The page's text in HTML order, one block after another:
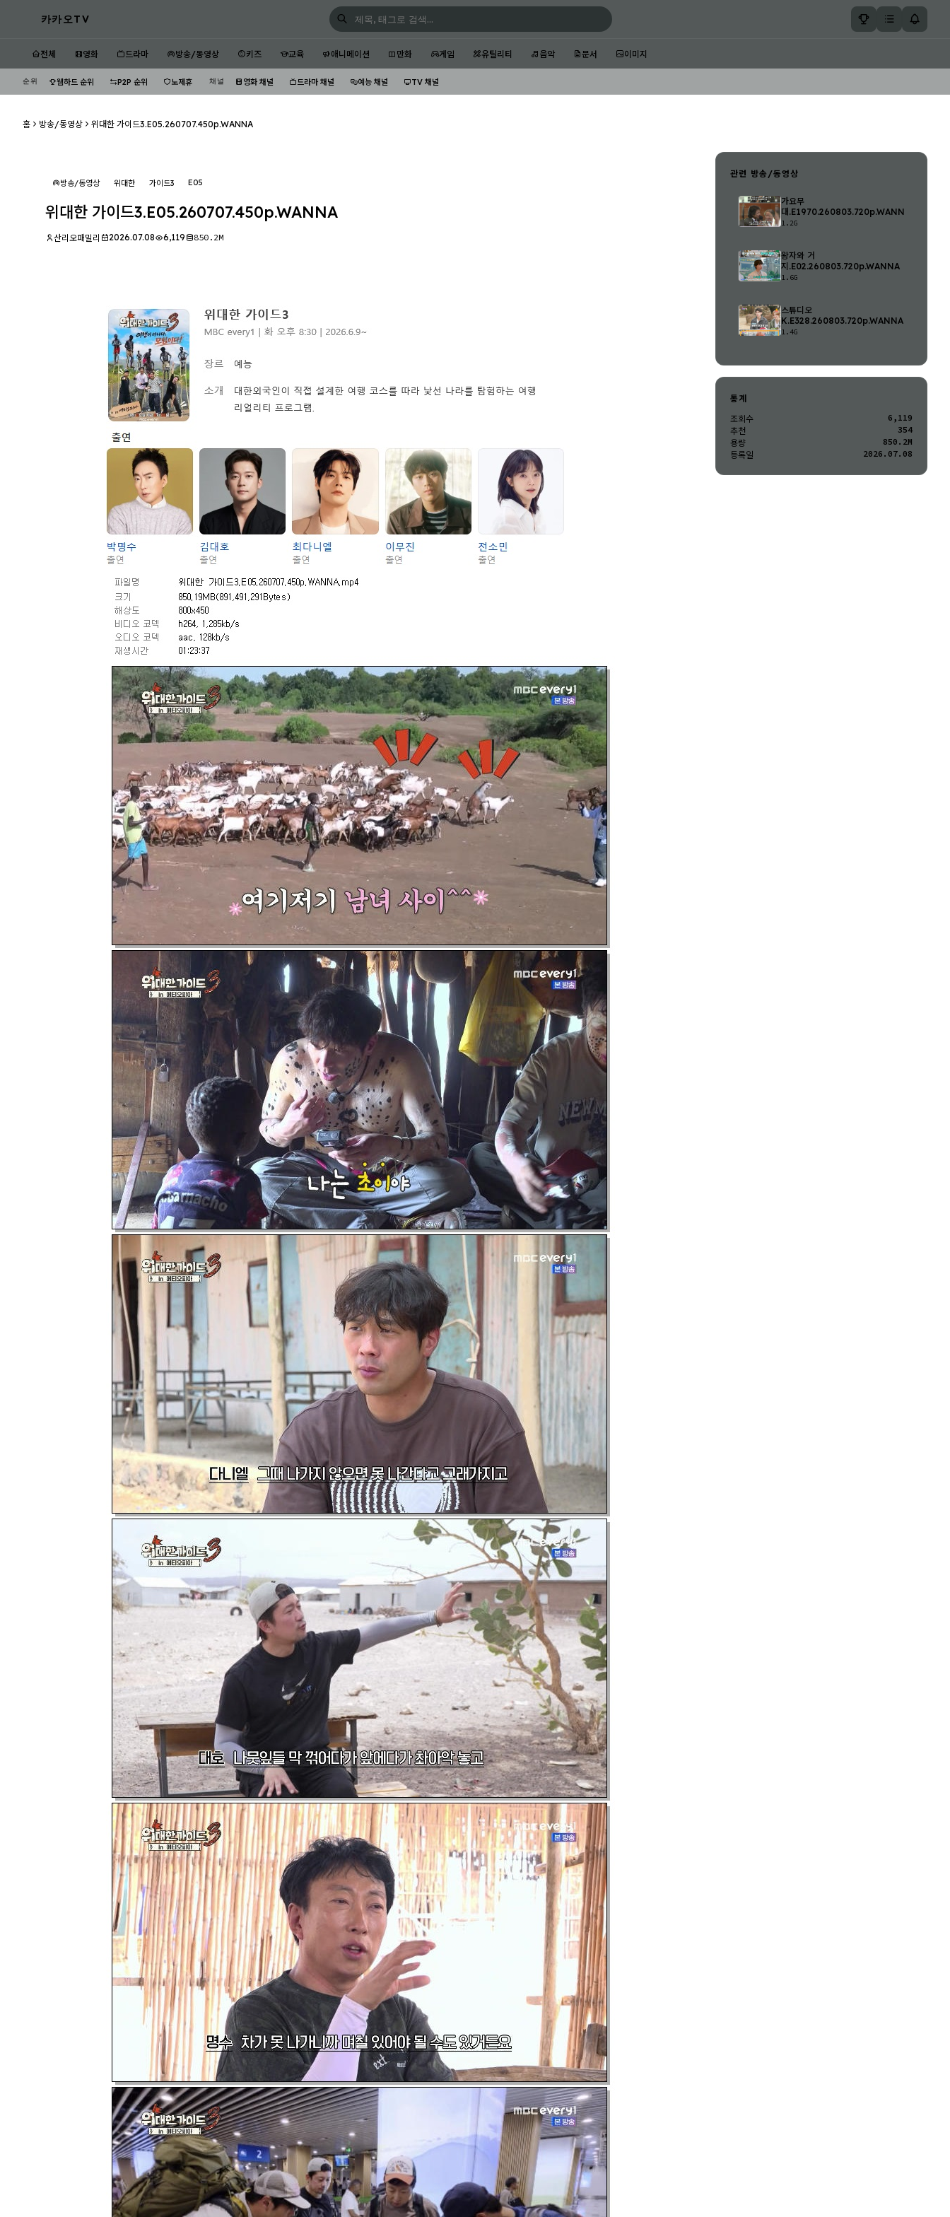
카카오TV
전체 영화 드라마 방송/동영상 키즈 교육 애니메이션 만화 게임 유틸리티 음악 문서 이미지
순위 웹하드 순위 P2P 순위 노제휴 채널 영화 채널 드라마 채널 예능 채널 TV 채널
홈 방송/동영상 위대한 가이드3.E05.260707.450p.WANNA
방송/동영상 위대한 가이드3 E05
위대한 가이드3.E05.260707.450p.WANNA
산리오패밀리 2026.07.08 6,119 850.2M
관련 방송/동영상
가요무
대.E1970.260803.720p.WANNA
1.2G
왕자와 거
지.E02.260803.720p.WANNA
1.6G
스튜디오
K.E328.260803.720p.WANNA
1.4G
통계
조회수
6,119
추천
354
용량
850.2M
등록일
2026.07.08